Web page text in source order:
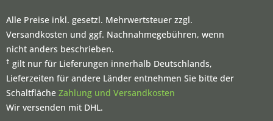
Alle Preise inkl. gesetzl. Mehrwertsteuer zzgl.
Versandkosten und ggf. Nachnahmegebühren, wenn
nicht anders beschrieben.
† gilt nur für Lieferungen innerhalb Deutschlands,
Lieferzeiten für andere Länder entnehmen Sie bitte der
Schaltfläche Zahlung und Versandkosten
Wir versenden mit DHL.